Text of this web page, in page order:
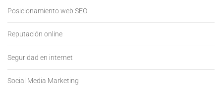
Posicionamiento web SEO
Reputación online
Seguridad en internet
Social Media Marketing